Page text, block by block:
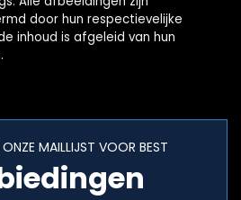
door hun respectievelijke
inhoud is afgeleid van hun
MAILLIJST VOOR BEST